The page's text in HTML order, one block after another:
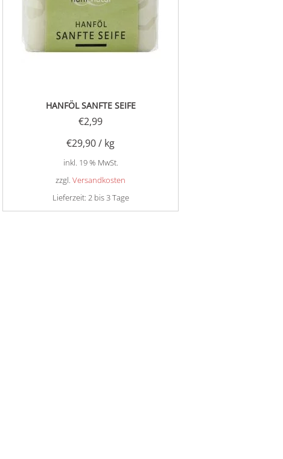
HANFÖL SANFTE SEIFE
€2,99
€29,90/ kg
inkl. 19 % MwSt.
zzgl.Versandkosten
Lieferzeit: 2 bis 3 Tage